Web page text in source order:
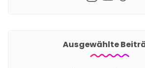
Ausgewählte